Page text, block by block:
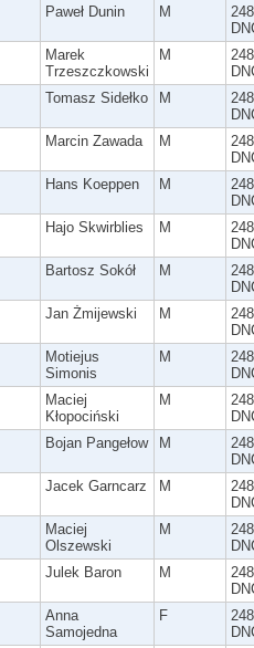
Paweł Dunin M
Marek
Trzeszczkowski
M
Tomasz Sidełko M
Marcin Zawada M
Hans Koeppen M
Hajo Skwirblies M
Bartosz Sokół M
Jan Żmijewski M
Motiejus
Simonis
M
Maciej
Kłopociński
M
Bojan Pangełow M
Jacek Garncarz M
Maciej
Olszewski
M
Julek Baron M
Anna
Samojedna
F